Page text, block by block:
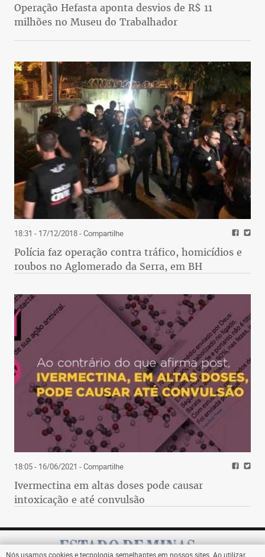
Operação Hefasta aponta desvios de R$ 11
milhões no Museu do Trabalhador
18:31 - 17/12/2018- Compartilhe
Polícia faz operação contra tráfico, homicídios e
roubos no Aglomerado da Serra, em BH
18:05 - 16/06/2021 - Compartilhe
Ivermectina em altas doses pode causar
intoxicação e até convulsão
Nós usamos cookies e tecnologia semelhantes em nossos sites. Ao utilizar